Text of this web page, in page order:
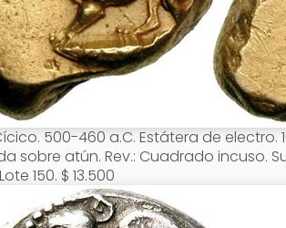
500-460 a.C. Estátera de electro.
sobre atún. Rev.: Cuadrado incuso.
150. $ 13.500